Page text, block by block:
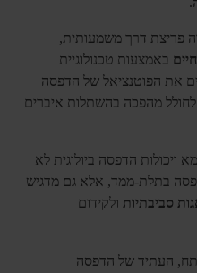
פריצת דרך משמעותית,
באמצעות טכנולוגיית
את הפוטנציאל של הדפסה
מהפכה בהשתלות איברים
ויכולות הדפסה ביולוגית לא
בתלת-ממד, אלא גם מדגיש
סביבתיות ולקידום
העתיד של הדפסה